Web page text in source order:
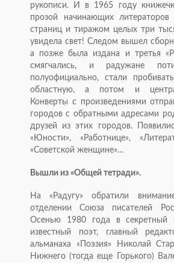
ру­кописи. И в 1965 году
прозой начинающих
страниц и тиражом целых три
увидела свет! Следом вышел
а позже была издана и третья
смягчались, и радужане
полуофициально, стали
областную, а потом и
Конверты с произведениями
городов с обратными адресами
друзей из этих городов.
«Юности», «Работнице»,
«Советской женщине»…
Вышли из «Общей тетради».
На «Радугу» обратили
отделении Союза писателей
Осенью 1980 года в секретный
известный поэт, главный
альманаха «Поэзия» Николай
Нижнего (тогда еще Горького)